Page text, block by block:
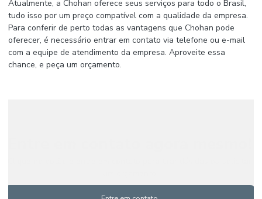
Atualmente, a Chohan oferece seus serviços para todo o Brasil,
tudo isso por um preço compatível com a qualidade da empresa.
Para conferir de perto todas as vantagens que Chohan pode
oferecer, é necessário entrar em contato via telefone ou e-mail
com a equipe de atendimento da empresa. Aproveite essa
chance, e peça um orçamento.